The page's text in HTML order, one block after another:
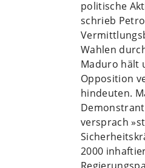
politische
schrieb
Wahlen
Maduro hält
Opposition
hindeuten.
versprach
2000